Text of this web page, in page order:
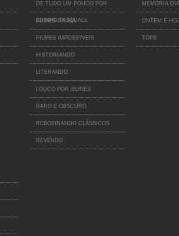
DE TUDO UM POUCO POR
EDINHO PASQUALE
FILMES DA BIA
FILMES IMPOSS?VEIS
HISTORIANDO
LITERANDO
LOUCO POR SERIES
RARO E OBSCURO
REBOBINANDO CLÁSSICOS
REVENDO
MEMÓRIA
ONTEM E
TOPS